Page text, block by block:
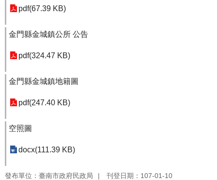
pdf(67.39 KB)
金門縣金城鎮公所 公告
pdf(324.47 KB)
金門縣金城鎮地籍圖
pdf(247.40 KB)
空照圖
docx(111.39 KB)
發布單位：臺南市政府民政局
刊登日期：107-01-10